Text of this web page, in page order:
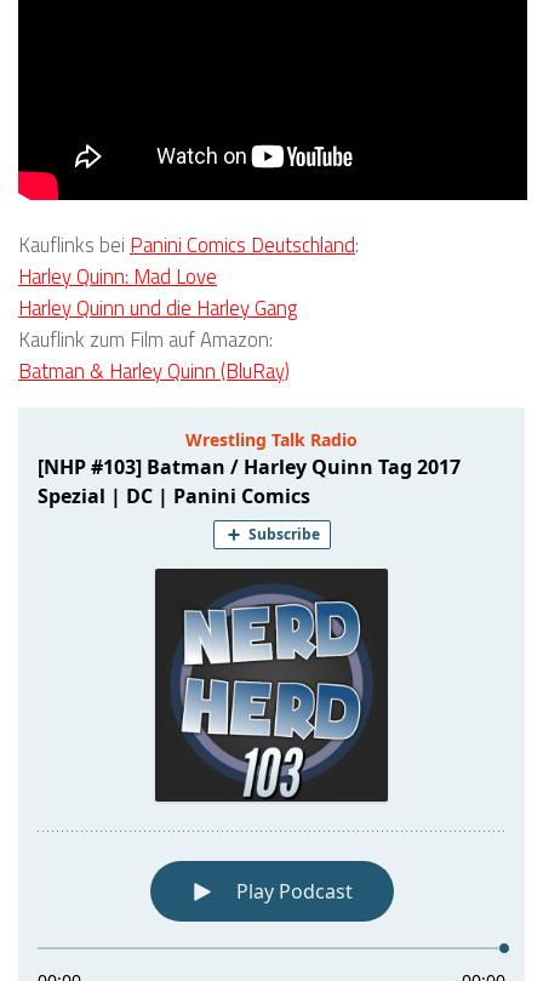
Kauflinks bei Panini Comics Deutschland:
Harley Quinn: Mad Love
Harley Quinn und die Harley Gang
Kauflink zum Film auf Amazon:
Batman & Harley Quinn (BluRay)